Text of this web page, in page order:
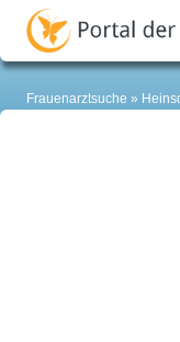
Frauenarztsuche